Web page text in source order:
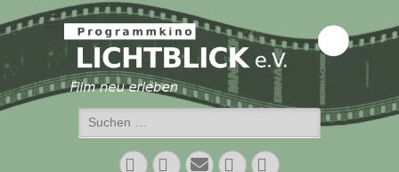
Programmkino
Lichtblick e.V.
Suchen
nach:
Facebook
Twitter
E-
VimeoInstagram